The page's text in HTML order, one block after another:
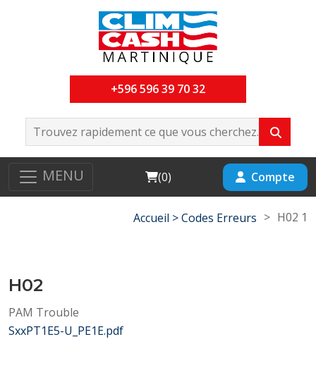
+596 596 39 70 32
MENU Cart
(0) Compte
Accueil >Codes Erreurs > H02 1
H02
PAM Trouble
SxxPT1E5-U_PE1E.pdf